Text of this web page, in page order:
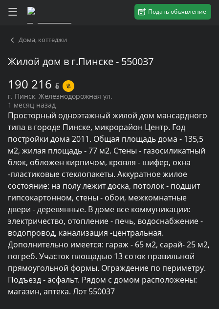
Подать объявление
Дома, коттеджи
Жилой дом в г.Пинске - 550037
190 216 BYN
г. Пинск, Железнодорожная ул.
1 месяц назад
Просторный одноэтажный жилой дом мансардного
типа в городе Пинске, микрорайон Центр. Год
постройки дома 2011. Общая площадь дома - 135,5
м2, жилая площадь - 77 м2. Стены - газосиликатный
блок, обложен кирпичом, кровля - шифер, окна
-пластиковые стеклопакеты. Аккуратное жилое
состояние: на полу лежит доска, потолок - подшит
гипсокартонном, стены - обои, межкомнатные
двери - деревянные. В доме все коммуникации:
электричество, отопление - печь, водоснабжение -
водопровод, канализация -центральная.
Дополнительно имеется: гараж - 65 м2, сарай- 25 м2,
погреб. Участок площадью 13 соток правильной
прямоугольной формы. Ограждение по периметру.
Подъезд - асфальт. Рядом с домом расположены:
магазин, аптека. Лот 550037